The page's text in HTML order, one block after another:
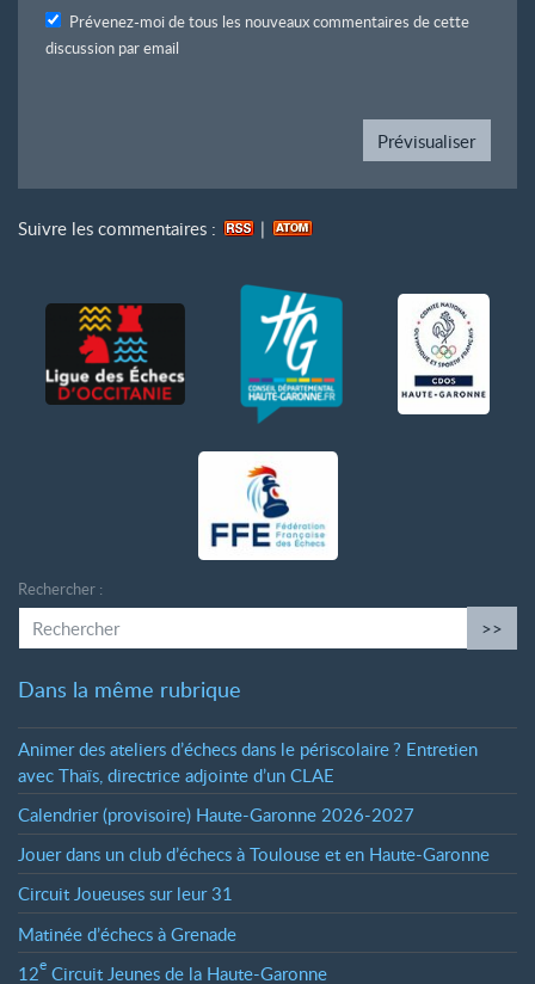
Prévenez-moi de tous les nouveaux commentaires de cette
discussion par email
Suivre les commentaires : |
Rechercher :
>>
Dans la même rubrique
Animer des ateliers d’échecs dans le périscolaire ? Entretien
avec Thaïs, directrice adjointe d’un CLAE
Calendrier (provisoire) Haute-Garonne 2026-2027
Jouer dans un club d’échecs à Toulouse et en Haute-Garonne
Circuit Joueuses sur leur 31
Matinée d’échecs à Grenade
12e Circuit Jeunes de la Haute-Garonne